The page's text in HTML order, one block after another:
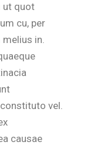
ut quot
cu, per
in.
vel.
causae